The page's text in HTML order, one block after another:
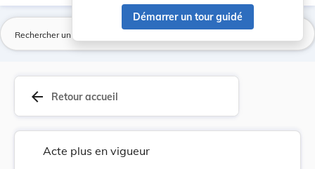
Démarrer un tour guidé
arrow_back Retour accueil
Acte plus en vigueur